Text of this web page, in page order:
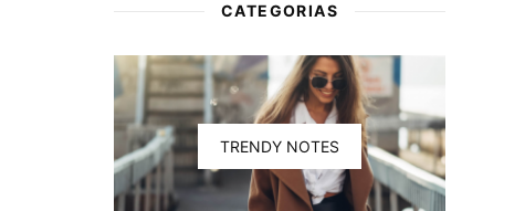
CATEGORIAS
TRENDY NOTES